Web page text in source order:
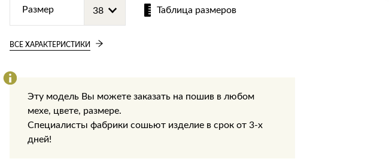
Размер Таблица размеров
ВСЕ ХАРАКТЕРИСТИКИ
Эту модель Вы можете заказать на пошив в любом
мехе, цвете, размере.
Специалисты фабрики сошьют изделие в срок от 3-х
дней!